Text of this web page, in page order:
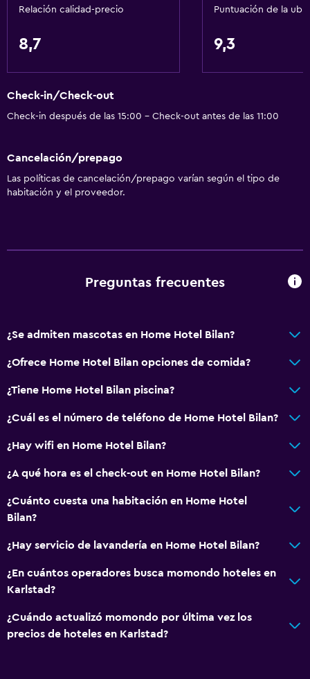
extra)
Ascensor
Baño
Secador de pelo
Ducha
Albornoz
Baño privado
Tetera/cafetera
Servicios y facilidades
Caja fuerte
Cambio de divisas
Sistema de entretenimiento
Radio
TV por cable o vía satélite
Lavandería
Relación calidad-precio
8,7
Puntuación de la
9,3
Check-in/Check-out
Check-in después de las 15:00 - Check-out antes de las 11:00
Cancelación/prepago
Las políticas de cancelación/prepago varían según el tipo de
habitación y el proveedor.
Preguntas frecuentes
¿Se admiten mascotas en Home Hotel Bilan?
¿Ofrece Home Hotel Bilan opciones de comida?
¿Tiene Home Hotel Bilan piscina?
¿Cuál es el número de teléfono de Home Hotel Bilan?
¿Hay wifi en Home Hotel Bilan?
¿A qué hora es el check-out en Home Hotel Bilan?
¿Cuánto cuesta una habitación en Home Hotel
Bilan?
¿Hay servicio de lavandería en Home Hotel Bilan?
¿En cuántos operadores busca momondo hoteles en
Karlstad?
¿Cuándo actualizó momondo por última vez los
precios de hoteles en Karlstad?